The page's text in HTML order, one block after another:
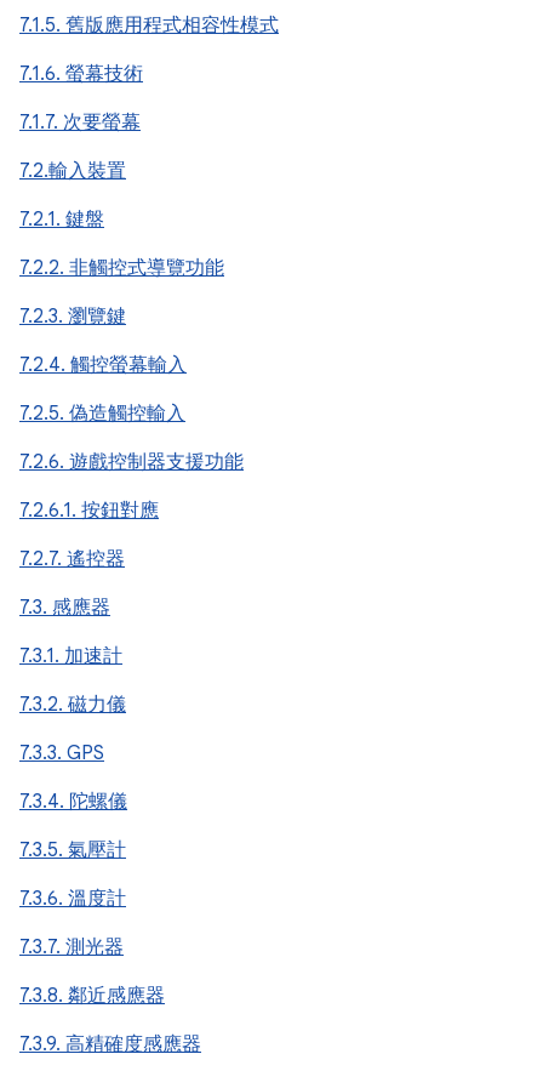
7.1.5. 舊版應用程式相容性模式
7.1.6. 螢幕技術
7.1.7. 次要螢幕
7.2.輸入裝置
7.2.1. 鍵盤
7.2.2. 非觸控式導覽功能
7.2.3. 瀏覽鍵
7.2.4. 觸控螢幕輸入
7.2.5. 偽造觸控輸入
7.2.6. 遊戲控制器支援功能
7.2.6.1. 按鈕對應
7.2.7. 遙控器
7.3. 感應器
7.3.1. 加速計
7.3.2. 磁力儀
7.3.3. GPS
7.3.4. 陀螺儀
7.3.5. 氣壓計
7.3.6. 溫度計
7.3.7. 測光器
7.3.8. 鄰近感應器
7.3.9. 高精確度感應器